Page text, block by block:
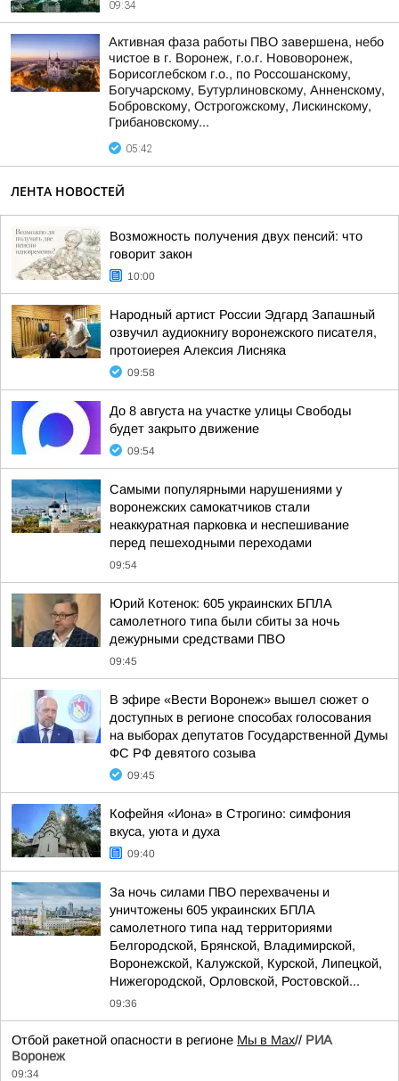
09:34
Активная фаза работы ПВО завершена, небо
чистое в г. Воронеж, г.о.г. Нововоронеж,
Борисоглебском г.о., по Россошанскому,
Богучарскому, Бутурлиновскому, Анненскому,
Бобровскому, Острогожскому, Лискинскому,
Грибановскому...
05:42
ЛЕНТА НОВОСТЕЙ
Возможность получения двух пенсий: что
говорит закон
10:00
Народный артист России Эдгард Запашный
озвучил аудиокнигу воронежского писателя,
протоиерея Алексия Лисняка
09:58
До 8 августа на участке улицы Свободы
будет закрыто движение
09:54
Самыми популярными нарушениями у
воронежских самокатчиков стали
неаккуратная парковка и неспешивание
перед пешеходными переходами
09:54
Юрий Котенок: 605 украинских БПЛА
самолетного типа были сбиты за ночь
дежурными средствами ПВО
09:45
В эфире «Вести Воронеж» вышел сюжет о
доступных в регионе способах голосования
на выборах депутатов Государственной Думы
ФС РФ девятого созыва
09:45
Кофейня «Иона» в Строгино: симфония
вкуса, уюта и духа
09:40
За ночь силами ПВО перехвачены и
уничтожены 605 украинских БПЛА
самолетного типа над территориями
Белгородской, Брянской, Владимирской,
Воронежской, Калужской, Курской, Липецкой,
Нижегородской, Орловской, Ростовской...
09:36
Отбой ракетной опасности в регионе Мы в Мах// РИА
Воронеж
09:34